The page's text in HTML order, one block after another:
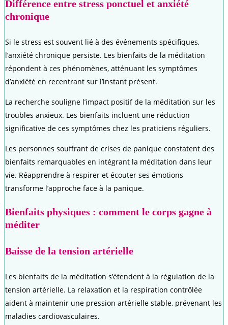
Différence entre stress ponctuel et anxiété
chronique
Si le stress est souvent lié à des événements spécifiques,
l’anxiété chronique persiste. Les bienfaits de la méditation
répondent à ces phénomènes, atténuant les symptômes
d’anxiété en recentrant sur l’instant présent.
La recherche souligne l’impact positif de la méditation sur les
troubles anxieux. Les bienfaits incluent une réduction
significative de ces symptômes chez les praticiens réguliers.
Les personnes souffrant de crises de panique constatent des
bienfaits remarquables en intégrant la méditation dans leur
vie. Réapprendre à respirer et écouter ses émotions
transforme l’approche face à la panique.
Bienfaits physiques : comment le corps gagne à
méditer
Baisse de la tension artérielle
Les bienfaits de la méditation s’étendent à la régulation de la
tension artérielle. La relaxation et la respiration contrôlée
aident à maintenir une pression artérielle stable, prévenant les
maladies cardiovasculaires.